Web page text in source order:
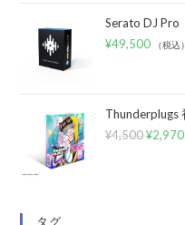
Serato DJ Pro
¥49,500 （税込）
Thunderplugs
¥4,500 ¥2,970
タグ